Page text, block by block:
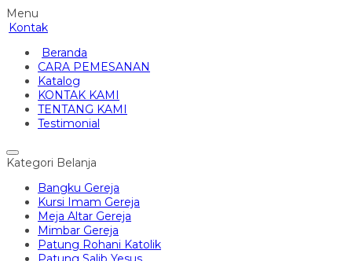
Menu
Kontak
Beranda
CARA PEMESANAN
Katalog
KONTAK KAMI
TENTANG KAMI
Testimonial
Kategori Belanja
Bangku Gereja
Kursi Imam Gereja
Meja Altar Gereja
Mimbar Gereja
Patung Rohani Katolik